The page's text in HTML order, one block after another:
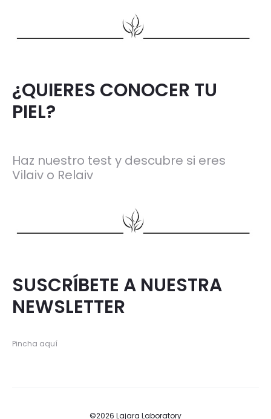
¿QUIERES CONOCER TU
PIEL?
Haz nuestro test y descubre si eres
Vilaiv o Relaiv
SUSCRÍBETE A NUESTRA
NEWSLETTER
Pincha aquí
©2026 Lajara Laboratory